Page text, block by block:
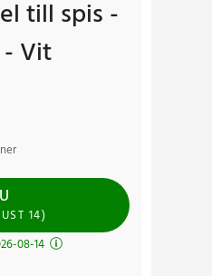
till spis -
- Vit
14)
08-14